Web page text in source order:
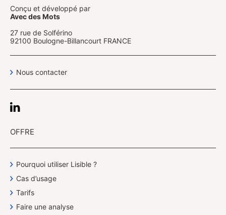
Conçu et développé par
Avec des Mots
27 rue de Solférino
92100 Boulogne-Billancourt FRANCE
Nous contacter
OFFRE
Pourquoi utiliser Lisible ?
Cas d’usage
Tarifs
Faire une analyse